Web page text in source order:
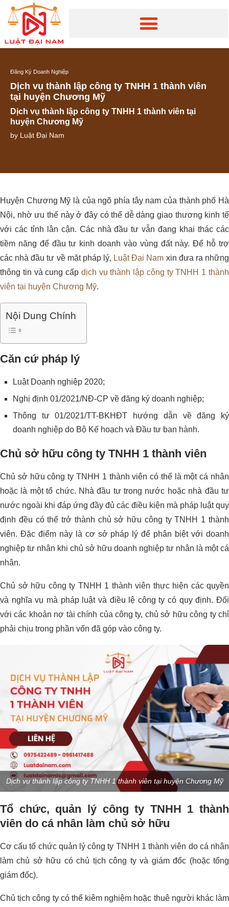
Đăng Ký Doanh Nghiệp
Dịch vụ thành lập công ty TNHH 1 thành viên
tại huyện Chương Mỹ
Dịch vụ thành lập công ty TNHH 1 thành viên tại
huyện Chương Mỹ
by Luật Đại Nam
Huyện Chương Mỹ là của ngõ phía tây nam của thành phố Hà
Nội, nhờ ưu thế này ở đây có thể dễ dàng giao thương kinh tế
với các tỉnh lân cận. Các nhà đầu tư vẫn đang khai thác các
tiềm năng để đầu tư kinh doanh vào vùng đất này. Để hỗ trợ
các nhà đầu tư về mặt pháp lý, Luật Đại Nam xin đưa ra những
thông tin và cung cấp dịch vụ thành lập công ty TNHH 1 thành
viên tại huyện Chương Mỹ.
Nội Dung Chính
Căn cứ pháp lý
Luật Doanh nghiệp 2020;
Nghị định 01/2021/NĐ-CP về đăng ký doanh nghiệp;
Thông tư 01/2021/TT-BKHĐT hướng dẫn về đăng ký
doanh nghiệp do Bộ Kế hoạch và Đầu tư ban hành.
Chủ sở hữu công ty TNHH 1 thành viên
Chủ sở hữu công ty TNHH 1 thành viên có thể là một cá nhân
hoặc là một tổ chức. Nhà đầu tư trong nước hoặc nhà đầu tư
nước ngoài khi đáp ứng đầy đủ các điều kiện mà pháp luật quy
định đều có thể trở thành chủ sở hữu công ty TNHH 1 thành
viên. Đặc điểm này là cơ sở pháp lý để phân biệt với doanh
nghiệp tư nhân khi chủ sở hữu doanh nghiệp tư nhân là một cá
nhân.
Chủ sở hữu công ty TNHH 1 thành viên thực hiện các quyền
và nghĩa vụ mà pháp luật và điều lệ công ty có quy định. Đối
với các khoản nợ tài chính của công ty, chủ sở hữu công ty chỉ
phải chịu trong phần vốn đã góp vào công ty.
Dịch vụ thành lập công ty TNHH 1 thành viên tại huyện Chương Mỹ
Tổ chức, quản lý công ty TNHH 1 thành
viên do cá nhân làm chủ sở hữu
Cơ cấu tổ chức quản lý công ty TNHH 1 thành viên do cá nhân
làm chủ sở hữu có chủ tịch công ty và giám đốc (hoặc tổng
giám đốc).
Chủ tịch công ty có thể kiêm nghiệm hoặc thuê người khác làm